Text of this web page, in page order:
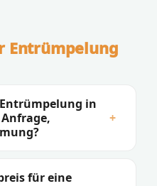
Entrümpelung
in
+
für eine